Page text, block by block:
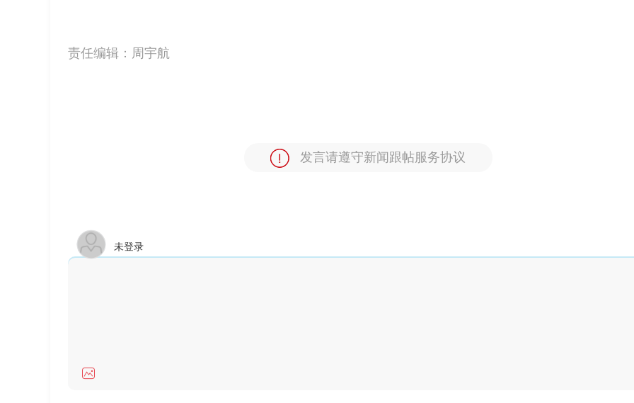
责任编辑： 周宇航
发言请遵守新闻跟帖服务协议
未登录